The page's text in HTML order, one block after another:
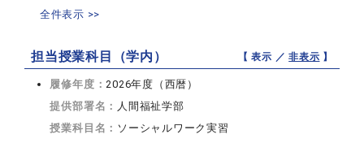
全件表示 >>
担当授業科目（学内） 【 表示 ／非表示 】
履修年度：2026年度（西暦）
提供部署名： 人間福祉学部
授業科目名： ソーシャルワーク実習